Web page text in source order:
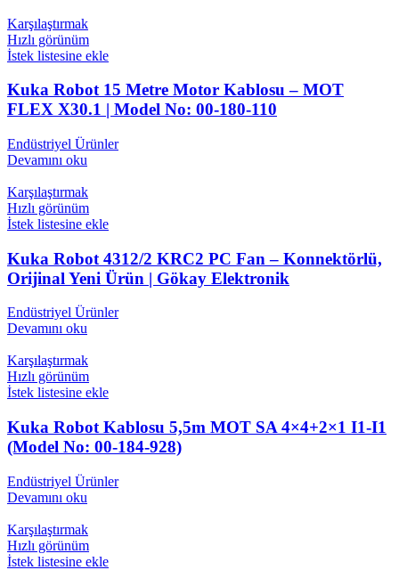
Karşılaştırmak
Hızlı görünüm
İstek listesine ekle
Kuka Robot 15 Metre Motor Kablosu – MOT
FLEX X30.1 | Model No: 00-180-110
Endüstriyel Ürünler
Devamını oku
Karşılaştırmak
Hızlı görünüm
İstek listesine ekle
Kuka Robot 4312/2 KRC2 PC Fan – Konnektörlü,
Orijinal Yeni Ürün | Gökay Elektronik
Endüstriyel Ürünler
Devamını oku
Karşılaştırmak
Hızlı görünüm
İstek listesine ekle
Kuka Robot Kablosu 5,5m MOT SA 4×4+2×1 I1-I1
(Model No: 00-184-928)
Endüstriyel Ürünler
Devamını oku
Karşılaştırmak
Hızlı görünüm
İstek listesine ekle